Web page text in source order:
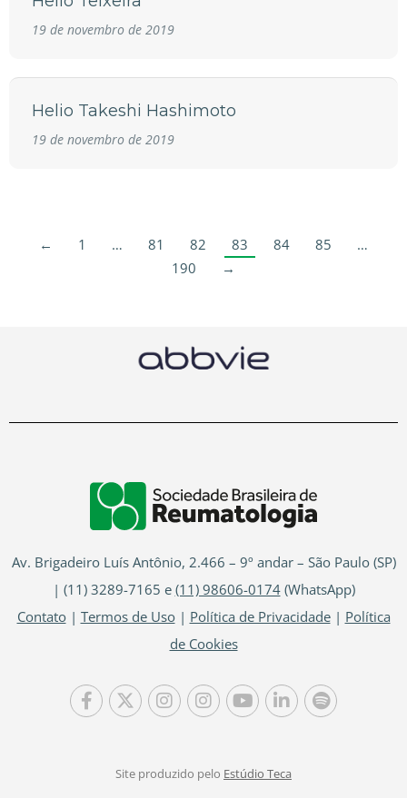
19 de novembro de 2019
Helio Takeshi Hashimoto
19 de novembro de 2019
← 1 … 81 82 83 84 85
…
190
→
Av. Brigadeiro Luís Antônio, 2.466 – 9º andar – São Paulo (SP)
| (11) 3289-7165 e (11) 98606-0174(WhatsApp)
Contato| Termos de Uso| Política de Privacidade| Política
de Cookies
Site produzido pelo Estúdio Teca